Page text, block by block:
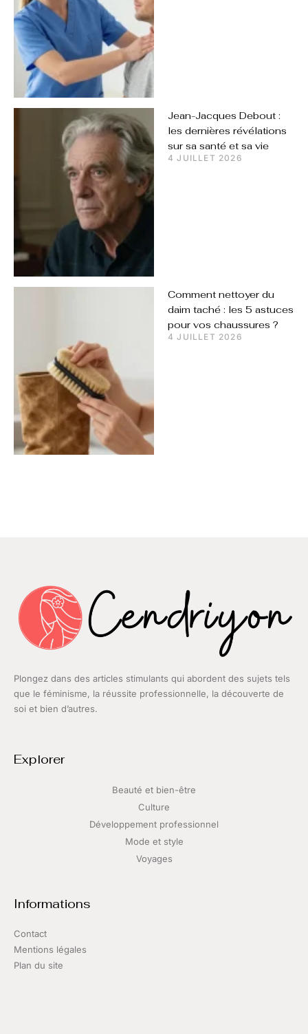
Jean-Jacques Debout :
les dernières révélations
sur sa santé et sa vie
4 JUILLET 2026
Comment nettoyer du
daim taché : les 5 astuces
pour vos chaussures ?
4 JUILLET 2026
Plongez dans des articles stimulants qui abordent des sujets tels
que le féminisme, la réussite professionnelle, la découverte de
soi et bien d’autres.
Explorer
Beauté et bien-être
Culture
Développement professionnel
Mode et style
Voyages
Informations
Contact
Mentions légales
Plan du site